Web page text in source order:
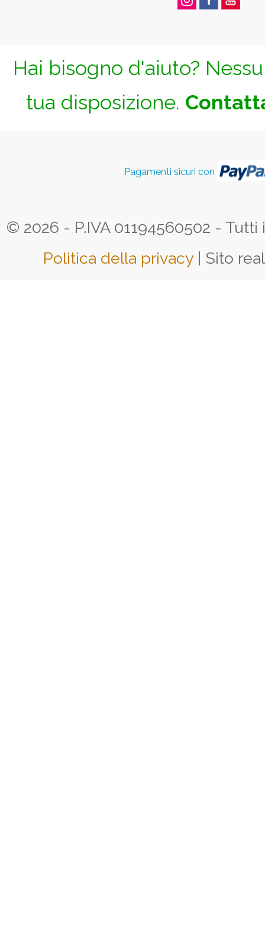
Hai bisogno d'aiuto?
tua disposizione.
Pagamenti sicuri con
© 2026 - P.IVA 01194560502 -
Politica della privacy | Sito